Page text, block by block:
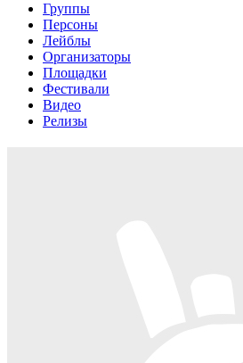
Группы
Персоны
Лейблы
Организаторы
Площадки
Фестивали
Видео
Релизы